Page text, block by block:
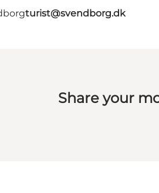
turist@svendborg.dk
Share your